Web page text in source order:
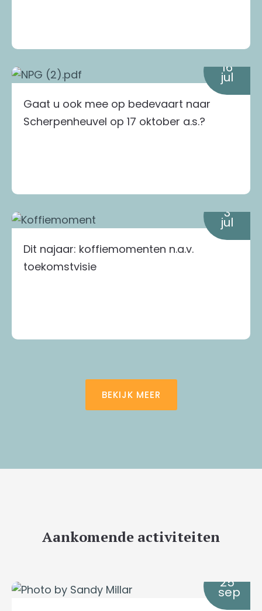
16
jul
Gaat u ook mee op bedevaart naar
Scherpenheuvel op 17 oktober a.s.?
3
jul
Dit najaar: koffiemomenten n.a.v.
toekomstvisie
BEKIJK MEER
Aankomende activiteiten
25
sep